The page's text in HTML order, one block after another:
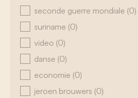
seconde guerre mondiale (0)
suriname (0)
video (0)
danse (0)
economie (0)
jeroen brouwers (0)